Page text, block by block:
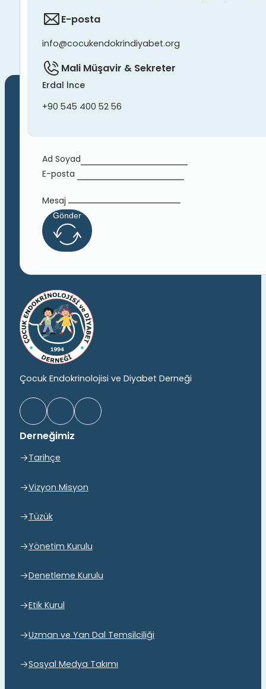
E-posta
info@cocukendokrindiyabet.org
Mali Müşavir & Sekreter
Erdal İnce
+90 545 400 52 56
Ad Soyad
E-posta
Mesaj
Gönder
Çocuk Endokrinolojisi ve Diyabet Derneği
Derneğimiz
Tarihçe
Vizyon Misyon
Tüzük
Yönetim Kurulu
Denetleme Kurulu
Etik Kurul
Uzman ve Yan Dal Temsilciliği
Sosyal Medya Takımı